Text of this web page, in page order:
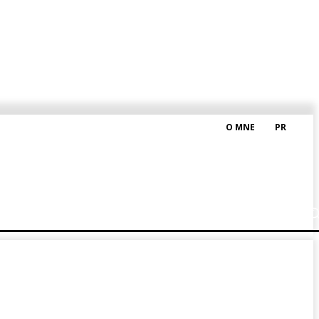
O MNE PR